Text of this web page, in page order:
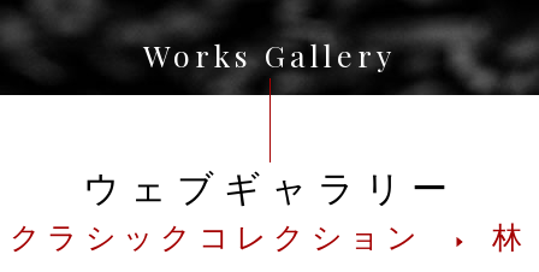
Works Gallery
ウェブギャラリー
クラシックコレクション
林